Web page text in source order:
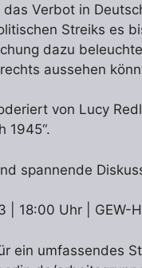
Verbot in
Streiks es
dazu
aussehen
von Lucy
1945“.
spannende
| 18:00 Uhr | GEW-
ein umfassendes